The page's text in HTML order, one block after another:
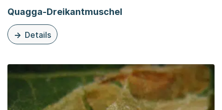
Quagga-Dreikantmuschel
Details
zu dieser Organisationsseite: Quagga-Dreikantmuschel